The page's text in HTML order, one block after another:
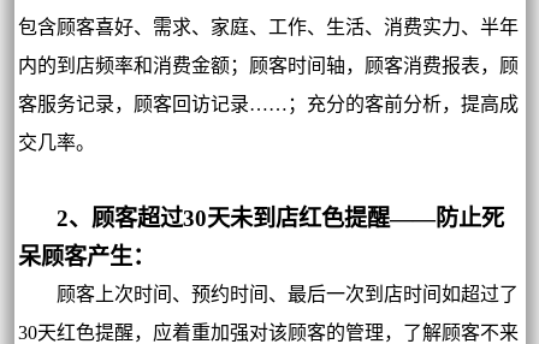
包含顾客喜好、需求、家庭、工作、生活、消费实力、半年
内的到店频率和消费金额；顾客时间轴，顾客消费报表，顾
客服务记录，顾客回访记录……；充分的客前分析，提高成
交几率。
2、顾客超过30天未到店红色提醒——防止死
呆顾客产生：
顾客上次时间、预约时间、最后一次到店时间如超过了
30天红色提醒，应着重加强对该顾客的管理，了解顾客不来